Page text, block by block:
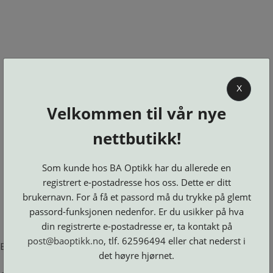
BA OPTIKK
KJØPSVILKÅR
OSS
BESTILL
DELER
LOGG INN
Brillerens
Brillesnorer
Clip-
on
Suncover
Etuier
Innfatninger
Lesebriller
Luper
og
Speil
Maskiner
Microkluter
Neseputer
Se alle kategorier
Error loading product page.
X
Velkommen til vår nye
nettbutikk!
Som kunde hos BA Optikk har du allerede en
registrert e-postadresse hos oss. Dette er ditt
brukernavn. For å få et passord må du trykke på glemt
passord-funksjonen nedenfor. Er du usikker på hva
din registrerte e-postadresse er, ta kontakt på
post@baoptikk.no, tlf. 62596494 eller chat nederst i
det høyre hjørnet.